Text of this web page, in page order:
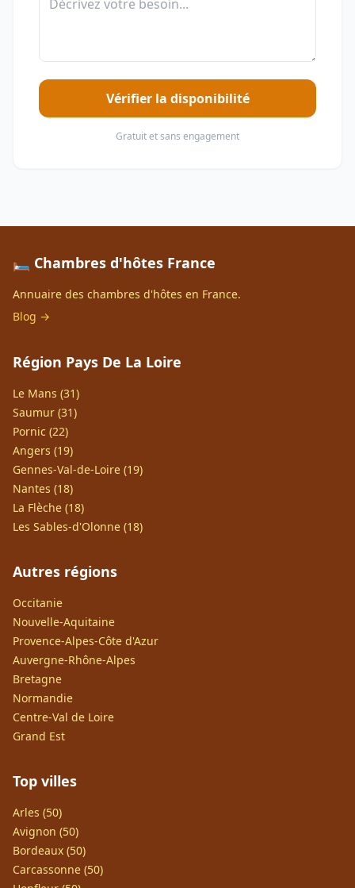
Vérifier la disponibilité
Gratuit et sans engagement
🛏️ Chambres d'hôtes France
Annuaire des chambres d'hôtes en France.
Blog →
Région Pays De La Loire
Le Mans (31)
Saumur (31)
Pornic (22)
Angers (19)
Gennes-Val-de-Loire (19)
Nantes (18)
La Flèche (18)
Les Sables-d'Olonne (18)
Autres régions
Occitanie
Nouvelle-Aquitaine
Provence-Alpes-Côte d'Azur
Auvergne-Rhône-Alpes
Bretagne
Normandie
Centre-Val de Loire
Grand Est
Top villes
Arles (50)
Avignon (50)
Bordeaux (50)
Carcassonne (50)